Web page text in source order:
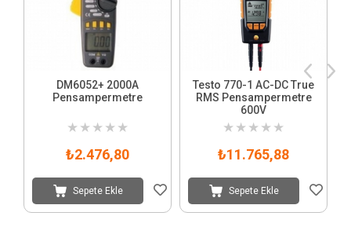
DM6052+ 2000A
Pensampermetre
★ ★ ★ ★ ★
₺2.476,80
Sepete Ekle
Testo 770-1 AC-DC True
RMS Pensampermetre
600V
★ ★ ★ ★ ★
₺11.765,88
Sepete Ekle